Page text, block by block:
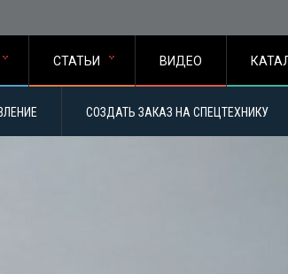
СТАТЬИ ВИДЕО
СОЗДАТЬ ЗАКАЗ НА СПЕЦТЕХНИКУ